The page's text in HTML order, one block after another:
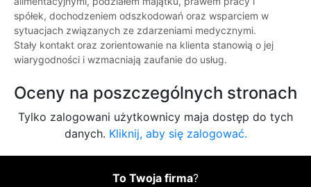
spółek, dochodzeniem odszkodowań oraz wsparciem w
sytuacjach związanych ze zdarzeniami medycznymi.
Stały kontakt oraz zorientowanie na klienta stanowią o jej
wiarygodności i wzmacniają zaufanie do usług.
Oceny na poszczególnych stronach
Tylko zalogowani użytkownicy maja dostęp do tych
danych. Kliknij, aby się zalogować.
To Twoja firma?